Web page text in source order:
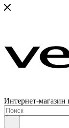
Интернет-магазин